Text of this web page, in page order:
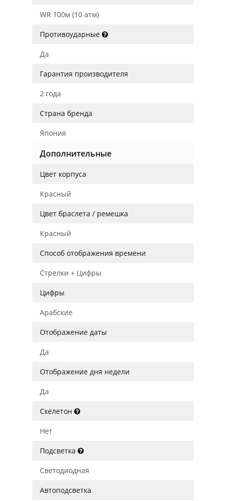
WR 100м (10 атм)
Противоударные
Да
Гарантия производителя
2 года
Страна бренда
Япония
Дополнительные
Цвет корпуса
Красный
Цвет браслета / ремешка
Красный
Способ отображения времени
Стрелки + Цифры
Цифры
Арабские
Отображение даты
Да
Отображение дня недели
Да
Скелетон
Нет
Подсветка
Светодиодная
Автоподсветка